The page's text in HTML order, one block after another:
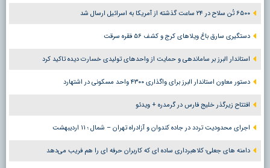
۶۵۰۰ تُن سلاح در ۲۴ ساعت گذشته از آمریکا به اسرائیل ارسال شد
دستگیری سارق باغ ویلاهای کرج و کشف ۵۶ فقره سرقت
استاندار البرز بر ساماندهی و حمایت از واحدهای تولیدی خسارت دیده تاکید کرد
دستور معاون استاندار البرز برای واگذاری ۴۳۰۰ واحد مسکونی در اشتهارد
افتتاح زیرگذر خلیج فارس در گرمدره + ویدئو
اجرای محدودیت تردد در جاده کندوان و آزادراه تهران – شمال ؛ ١١ اردیبهشت
دامنه های جعلی؛ کلاهبرداری ساده ای که کاربران حرفه ای را هم فریب می‌دهد